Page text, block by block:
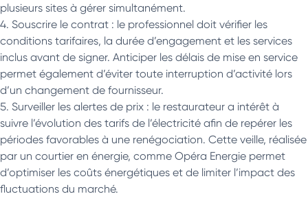
plusieurs sites à gérer simultanément.
Souscrire le contrat : le professionnel doit vérifier les
conditions tarifaires, la durée d’engagement et les services
inclus avant de signer. Anticiper les délais de mise en service
permet également d’éviter toute interruption d’activité lors
d’un changement de fournisseur.
Surveiller les alertes de prix : le restaurateur a intérêt à
suivre l’évolution des tarifs de l’électricité afin de repérer les
périodes favorables à une renégociation. Cette veille, réalisée
par un courtier en énergie, comme Opéra Energie permet
d’optimiser les coûts énergétiques et de limiter l’impact des
fluctuations du marché.